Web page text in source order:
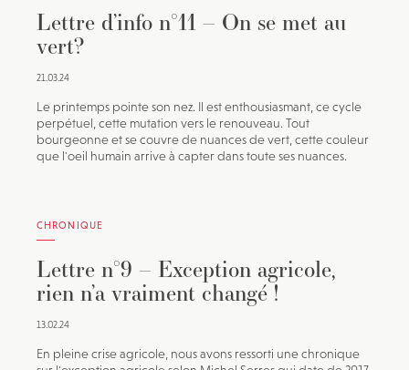
Lettre d’info n°11 – On se met au
vert?
21.03.24
Le printemps pointe son nez. Il est enthousiasmant, ce cycle
perpétuel, cette mutation vers le renouveau. Tout
bourgeonne et se couvre de nuances de vert, cette couleur
que l'oeil humain arrive à capter dans toute ses nuances.
CHRONIQUE
Lettre n°9 – Exception agricole,
rien n’a vraiment changé !
13.02.24
En pleine crise agricole, nous avons ressorti une chronique